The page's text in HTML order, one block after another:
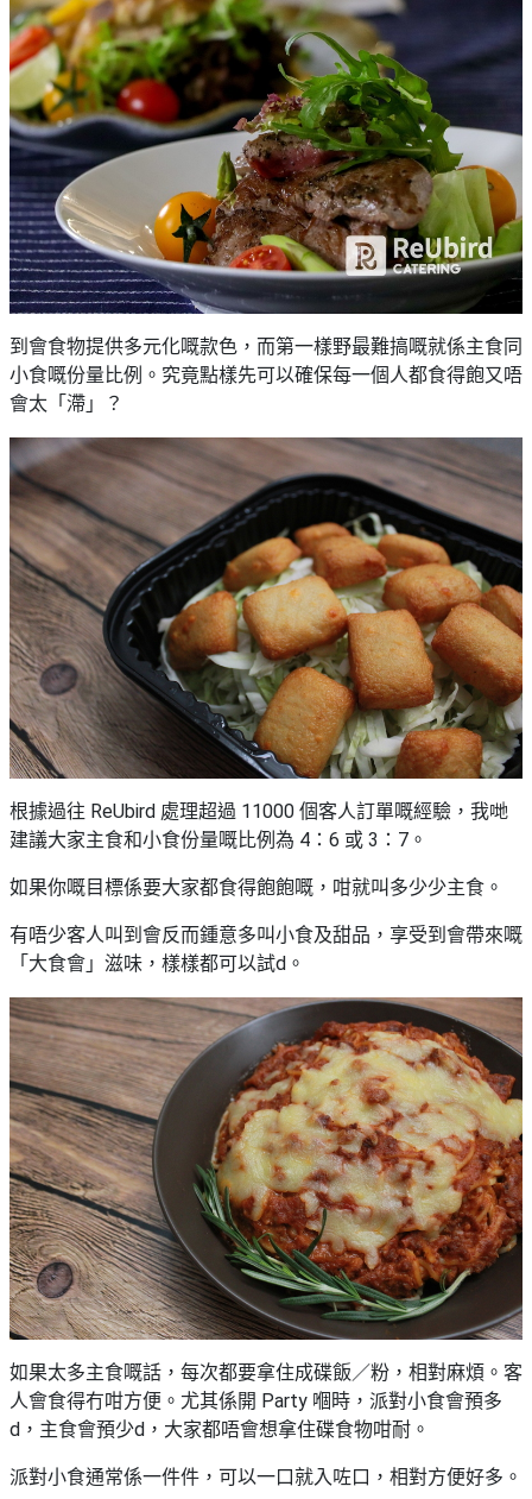
系
列
聚
會
及
拍
拖
餐
廳
BBQ
場
地
新
奇
玩
樂
體
驗
手
作
工
作
坊
戶
外
樂
遊
艇
出
租
#
到
#
蛋
糕
#
行
山
郊
遊
野
餐
#
沙
灘
#
露
營
#
水
上
活
動
散
餅
#18
區
美
食
到會食物提供多元化嘅款色，而第一樣野最難搞嘅就係主食同
小食嘅份量比例。究竟點樣先可以確保每一個人都食得飽又唔
會太「滯」？
根據過往 ReUbird 處理超過 11000 個客人訂單嘅經驗，我哋
建議大家主食和小食份量嘅比例為 4：6 或 3：7。
如果你嘅目標係要大家都食得飽飽嘅，咁就叫多少少主食。
有唔少客人叫到會反而鍾意多叫小食及甜品，享受到會帶來嘅
「大食會」滋味，樣樣都可以試d。
如果太多主食嘅話，每次都要拿住成碟飯／粉，相對麻煩。客
人會食得冇咁方便。尤其係開 Party 嗰時，派對小食會預多
d，主食會預少d，大家都唔會想拿住碟食物咁耐。
派對小食通常係一件件，可以一口就入咗口，相對方便好多。